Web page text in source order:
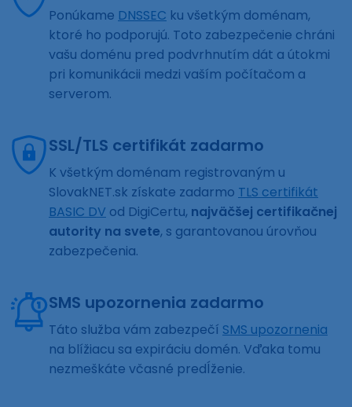
Ponúkame DNSSEC ku všetkým doménam,
ktoré ho podporujú. Toto zabezpečenie chráni
vašu doménu pred podvrhnutím dát a útokmi
pri komunikácii medzi vaším počítačom a
serverom.
SSL/TLS certifikát zadarmo
K všetkým doménam registrovaným u
SlovakNET.sk získate zadarmo TLS certifikát
BASIC DV od DigiCertu, najväčšej certifikačnej
autority na svete, s garantovanou úrovňou
zabezpečenia.
SMS upozornenia zadarmo
Táto služba vám zabezpečí SMS upozornenia
na blížiacu sa expiráciu domén. Vďaka tomu
nezmeškáte včasné predĺženie.